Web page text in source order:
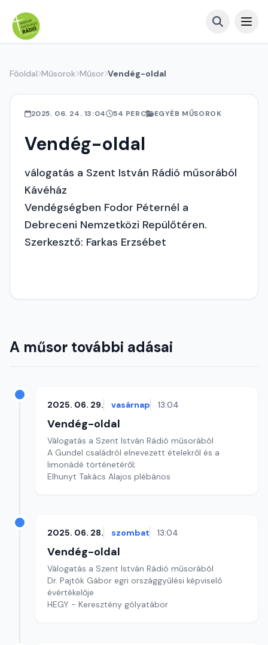
Főoldal Műsorok Műsor Vendég-oldal
2025. 06. 24. 13:04 54 PERC EGYÉB MŰSOROK
Vendég-oldal
válogatás a Szent István Rádió műsorából
Kávéház
Vendégségben Fodor Péternél a
Debreceni Nemzetközi Repülőtéren.
Szerkesztő: Farkas Erzsébet
A műsor további adásai
2025. 06. 29. vasárnap 13:04
Vendég-oldal
Válogatás a Szent István Rádió műsorából
A Gundel családról elnevezett ételekről és a
limonádé történetéről;
Elhunyt Takács Alajos plébános
2025. 06. 28. szombat 13:04
Vendég-oldal
Válogatás a Szent István Rádió műsorából
Dr. Pajtók Gábor egri országgyűlési képviselő
évértékelője
HEGY - Keresztény gólyatábor